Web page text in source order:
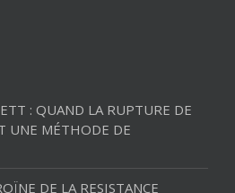
: QUAND LA RUPTURE DE
UNE MÉTHODE DE
DE LA RESISTANCE